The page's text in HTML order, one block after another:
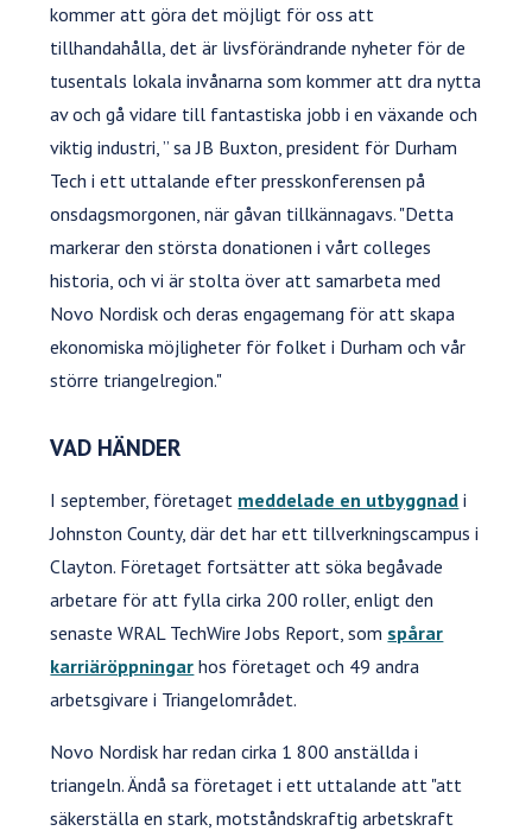
kommer att göra det möjligt för oss att
tillhandahålla, det är livsförändrande nyheter för de
tusentals lokala invånarna som kommer att dra nytta
av och gå vidare till fantastiska jobb i en växande och
viktig industri, ” sa JB Buxton, president för Durham
Tech i ett uttalande efter presskonferensen på
onsdagsmorgonen, när gåvan tillkännagavs. "Detta
markerar den största donationen i vårt colleges
historia, och vi är stolta över att samarbeta med
Novo Nordisk och deras engagemang för att skapa
ekonomiska möjligheter för folket i Durham och vår
större triangelregion."
VAD HÄNDER
I september, företaget meddelade en utbyggnad i
Johnston County, där det har ett tillverkningscampus i
Clayton. Företaget fortsätter att söka begåvade
arbetare för att fylla cirka 200 roller, enligt den
senaste WRAL TechWire Jobs Report, som spårar
karriäröppningar hos företaget och 49 andra
arbetsgivare i Triangelområdet.
Novo Nordisk har redan cirka 1 800 anställda i
triangeln. Ändå sa företaget i ett uttalande att "att
säkerställa en stark, motståndskraftig arbetskraft